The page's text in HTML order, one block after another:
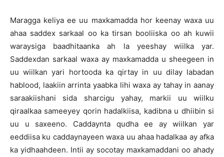
Maragga keliya ee uu maxkamadda hor keenay waxa uu
ahaa saddex sarkaal oo ka tirsan booliiska oo ah kuwii
waraysiga baadhitaanka ah la yeeshay wiilka yar.
Saddexdan sarkaal waxa ay maxkamadda u sheegeen in
uu wiilkan yari hortooda ka qirtay in uu dilay labadan
hablood, laakiin arrinta yaabka lihi waxa ay tahay in aanay
saraakiishani sida sharcigu yahay, markii uu wiilku
qiraalkaa sameeyey qorin hadalkiisa, kadibna u dhiibin si
uu u saxeeno. Caddaynta qudha ee ay wiilkan yar
eeddiisa ku caddaynayeen waxa uu ahaa hadalkaa ay afka
ka yidhaahdeen. Intii ay socotay maxkamaddani oo ahady